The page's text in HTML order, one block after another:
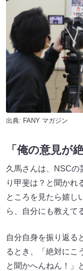
出典: FANY マガジン
「俺の意見が
久馬さんは、NSCの
り甲斐は？と聞かれ
ところを見たら嬉し
ら、自分にも教えて
自分自身を振り返る
るとき、「絶対にこ
と聞かへんねん！」